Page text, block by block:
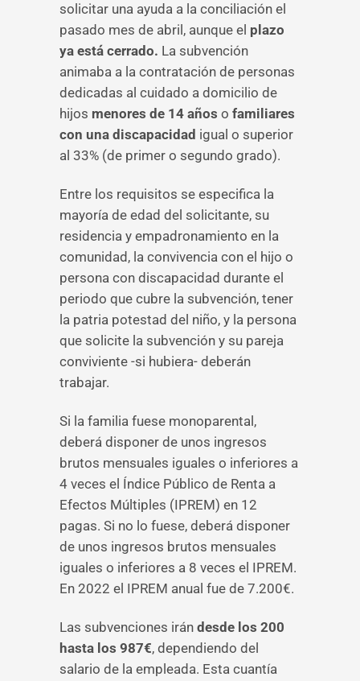
solicitar una ayuda a la conciliación el
pasado mes de abril, aunque el plazo
ya está cerrado. La subvención
animaba a la contratación de personas
dedicadas al cuidado a domicilio de
hijos menores de 14 años o familiares
con una discapacidad igual o superior
al 33% (de primer o segundo grado).
Entre los requisitos se especifica la
mayoría de edad del solicitante, su
residencia y empadronamiento en la
comunidad, la convivencia con el hijo o
persona con discapacidad durante el
periodo que cubre la subvención, tener
la patria potestad del niño, y la persona
que solicite la subvención y su pareja
conviviente -si hubiera- deberán
trabajar.
Si la familia fuese monoparental,
deberá disponer de unos ingresos
brutos mensuales iguales o inferiores a
4 veces el Índice Público de Renta a
Efectos Múltiples (IPREM) en 12
pagas. Si no lo fuese, deberá disponer
de unos ingresos brutos mensuales
iguales o inferiores a 8 veces el IPREM.
En 2022 el IPREM anual fue de 7.200€.
Las subvenciones irán desde los 200
hasta los 987€, dependiendo del
salario de la empleada. Esta cuantía